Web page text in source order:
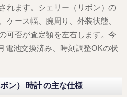
れます。シェリー（リボン）の
ケース幅、腕周り、外装状態、
可否が査定額を左右します。今
電池交換済み、時刻調整OKの状
ン） 時計 の主な仕様